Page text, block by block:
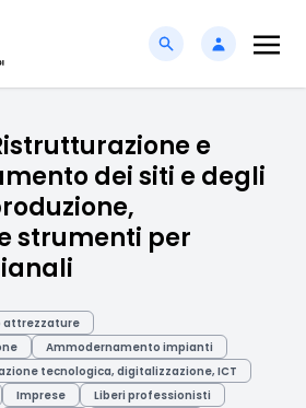
e
dei siti e degli
strumenti per
attrezzature
Ammodernamento impianti
tecnologica, digitalizzazione, ICT
Imprese
Liberi professionisti